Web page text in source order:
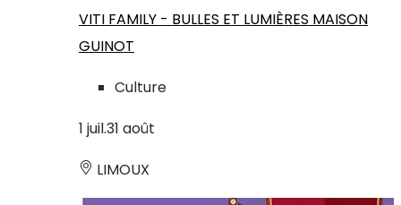
VITI FAMILY - BULLES ET LUMIÈRES MAISON
GUINOT
Culture
1 juil.31 août
LIMOUX